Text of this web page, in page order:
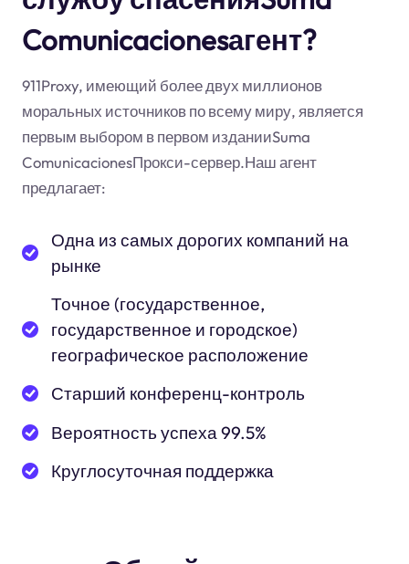
Comunicacionesагент?
911Proxy, имеющий более двух миллионов
моральных источников по всему миру, является
первым выбором в первом изданииSuma
ComunicacionesПрокси-сервер.Наш агент
предлагает:
Одна из самых дорогих компаний на
рынке
Точное (государственное,
государственное и городское)
географическое расположение
Старший конференц-контроль
Вероятность успеха 99.5%
Круглосуточная поддержка